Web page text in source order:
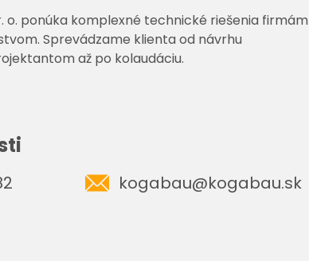
o. ponúka komplexné technické riešenia firmám
Sprevádzame klienta od návrhu
až po kolaudáciu.
kogabau@kogabau.sk